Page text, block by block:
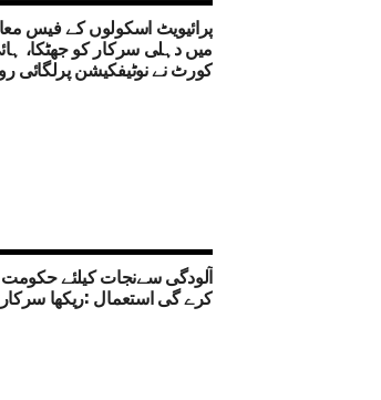
پرائیویٹ اسکولوں کے فیس
میں دہلی سرکار کو جھٹکا،
کورٹ نے نوٹیفکیشن پرلگائی
کرے گی استعمال :ریکھا سرکار